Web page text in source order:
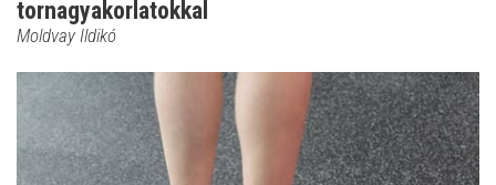
tornagyakorlatokkal
Moldvay Ildikó